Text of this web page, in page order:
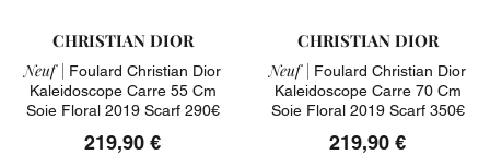
CHRISTIAN DIOR
Neuf | Foulard Christian Dior
Kaleidoscope Carre 55 Cm
Soie Floral 2019 Scarf 290€
219,90 €
CHRISTIAN DIOR
Neuf | Foulard Christian Dior
Kaleidoscope Carre 70 Cm
Soie Floral 2019 Scarf 350€
219,90 €